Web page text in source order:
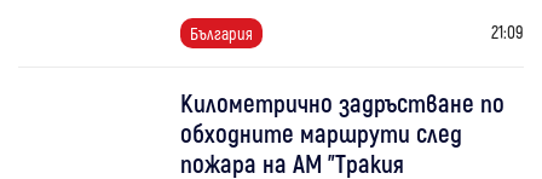
България 21:09
Километрично задръстване по
обходните маршрути след
пожара на АМ "Тракия